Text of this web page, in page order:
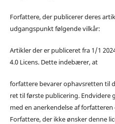
Forfattere, der publicerer deres
udgangspunkt følgende vilkår:
Artikler der er publiceret fra 1/1
4.0 Licens. Dette indebærer, at
forfattere bevarer ophavsretten til
ret til første publicering. Endvidere
med en anerkendelse af
Forfattere, der ikke ønsker denne